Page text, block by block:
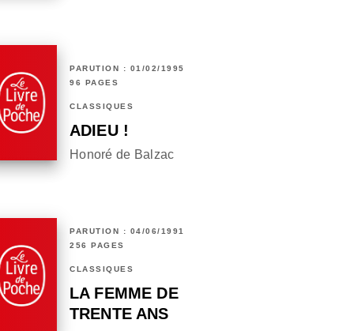
PARUTION : 01/02/1995
96 PAGES
CLASSIQUES
ADIEU !
Honoré de Balzac
PARUTION : 04/06/1991
256 PAGES
CLASSIQUES
LA FEMME DE
TRENTE ANS